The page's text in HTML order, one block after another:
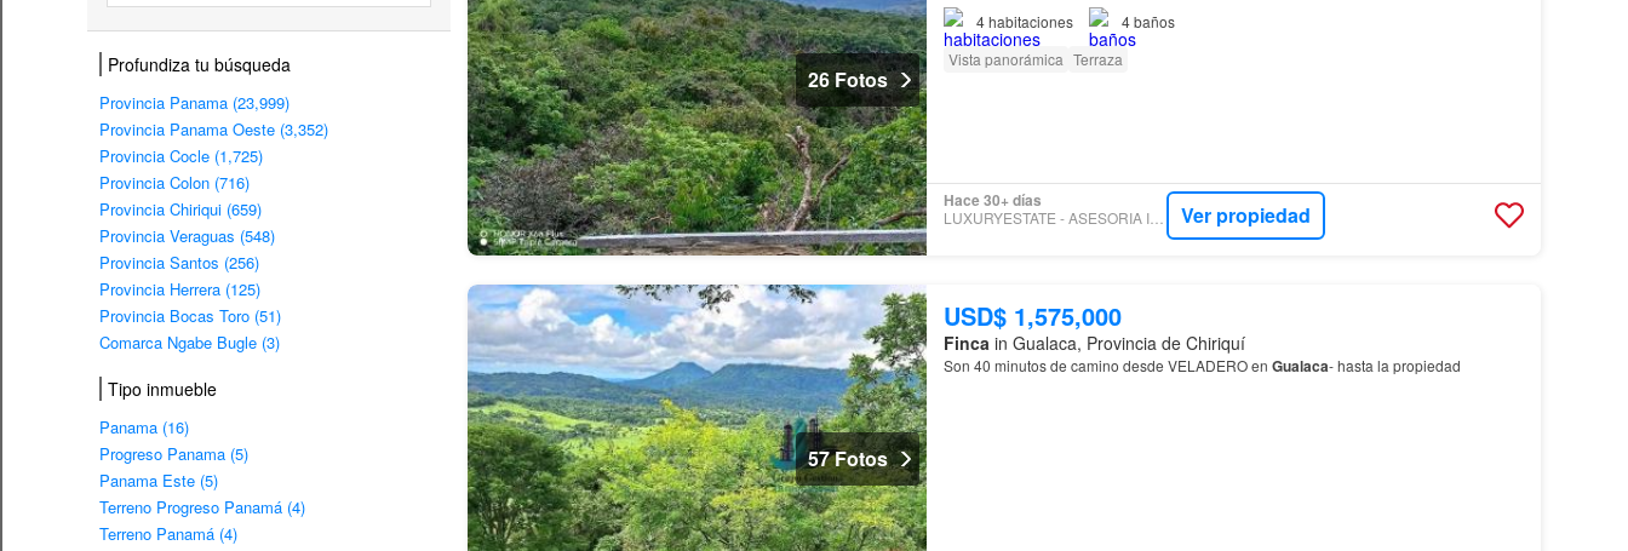
Profundiza tu búsqueda
Provincia Panama (23,999)
Provincia Panama Oeste (3,352)
Provincia Cocle (1,725)
Provincia Colon (716)
Provincia Chiriqui (659)
Provincia Veraguas (548)
Provincia Santos (256)
Provincia Herrera (125)
Provincia Bocas Toro (51)
Comarca Ngabe Bugle (3)
Tipo inmueble
Panama (16)
Progreso Panama (5)
Panama Este (5)
Terreno Progreso Panamá (4)
Terreno Panamá (4)
26 Fotos
4habitaciones 4baños
Vista panorámica Terraza
Hace 30+ días
LUXURYESTATE - ASESORIA INMOBILIARIA ALQUILANDO PANAMA S.A Ver propiedad
57 Fotos
USD$ 1,575,000
Finca in Gualaca, Provincia de Chiriquí
Son 40 minutos de camino desde VELADERO en Gualaca- hasta la propiedad